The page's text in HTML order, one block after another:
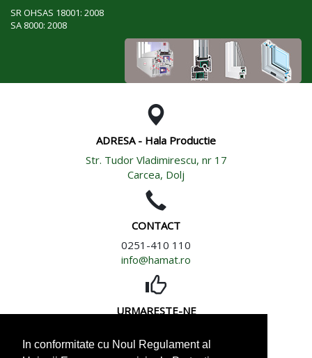
In conformitate cu Noul Regulament al
SR OHSAS 18001: 2008
SA 8000: 2008
ADRESA - Hala Productie
Str. Tudor Vladimirescu, nr 17
Carcea, Dolj
CONTACT
0251-410 110
info@hamat.ro
URMARESTE-NE